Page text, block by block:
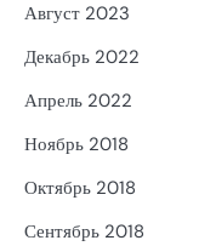
Август 2023
Декабрь 2022
Апрель 2022
Ноябрь 2018
Октябрь 2018
Сентябрь 2018